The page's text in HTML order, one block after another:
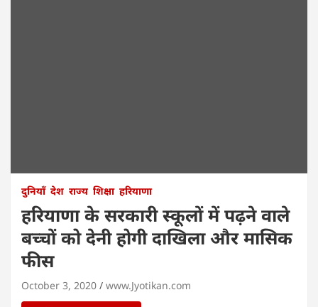
दुनियाँ देश राज्य शिक्षा हरियाणा
हरियाणा के सरकारी स्कूलों में पढ़ने वाले
बच्चों को देनी होगी दाखिला और मासिक
फीस
October 3, 2020 www.Jyotikan.com